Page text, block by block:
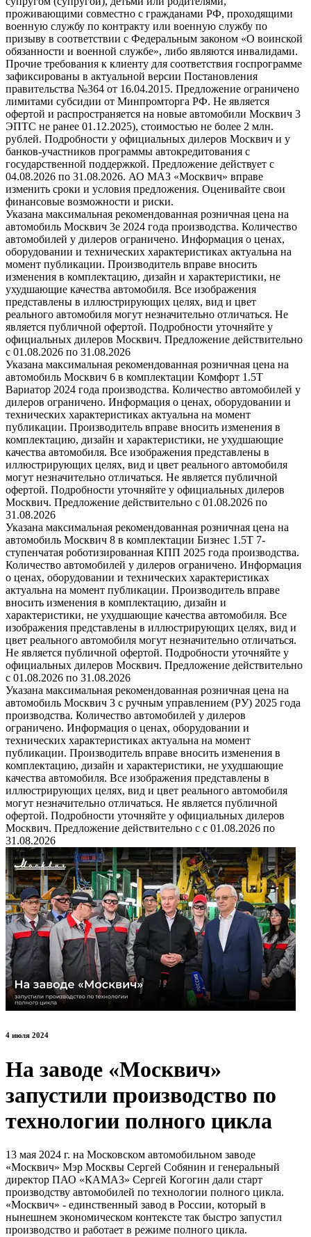
проживающими совместно с гражданами РФ, проходящими
военную службу по контракту или военную службу по
призыву в соответствии с Федеральным законом «О воинской
обязанности и военной службе», либо являются инвалидами.
Прочие требования к клиенту для соответствия госпрограмме
зафиксированы в актуальной версии Постановления
правительства №364 от 16.04.2015. Предложение ограничено
лимитами субсидии от Минпромторга РФ. Не является
офертой и распространяется на новые автомобили Москвич 3
ЭПТС не ранее 01.12.2025), стоимостью не более 2 млн.
рублей. Подробности у официальных дилеров Москвич и у
банков-участников программы автокредитования с
государственной поддержкой. Предложение действует с
04.08.2026 по 31.08.2026. АО МАЗ «Москвич» вправе
изменить сроки и условия предложения. Оценивайте свои
финансовые возможности и риски.
Указана максимальная рекомендованная розничная цена на
автомобиль Москвич 3e 2024 года производства. Количество
автомобилей у дилеров ограничено. Информация о ценах,
оборудовании и технических характеристиках актуальна на
момент публикации. Производитель вправе вносить
изменения в комплектацию, дизайн и характеристики, не
ухудшающие качества автомобиля. Все изображения
представлены в иллюстрирующих целях, вид и цвет
реального автомобиля могут незначительно отличаться. Не
является публичной офертой. Подробности уточняйте у
официальных дилеров Москвич. Предложение действительно
с 01.08.2026 по 31.08.2026
Указана максимальная рекомендованная розничная цена на
автомобиль Москвич 6 в комплектации Комфорт 1.5T
Вариатор 2024 года производства. Количество автомобилей у
дилеров ограничено. Информация о ценах, оборудовании и
технических характеристиках актуальна на момент
публикации. Производитель вправе вносить изменения в
комплектацию, дизайн и характеристики, не ухудшающие
качества автомобиля. Все изображения представлены в
иллюстрирующих целях, вид и цвет реального автомобиля
могут незначительно отличаться. Не является публичной
офертой. Подробности уточняйте у официальных дилеров
Москвич. Предложение действительно с 01.08.2026 по
31.08.2026
Указана максимальная рекомендованная розничная цена на
автомобиль Москвич 8 в комплектации Бизнес 1.5T 7-
ступенчатая роботизированная КПП 2025 года производства.
Количество автомобилей у дилеров ограничено. Информация
о ценах, оборудовании и технических характеристиках
актуальна на момент публикации. Производитель вправе
вносить изменения в комплектацию, дизайн и
характеристики, не ухудшающие качества автомобиля. Все
изображения представлены в иллюстрирующих целях, вид и
цвет реального автомобиля могут незначительно отличаться.
Не является публичной офертой. Подробности уточняйте у
официальных дилеров Москвич. Предложение действительно
с 01.08.2026 по 31.08.2026
Указана максимальная рекомендованная розничная цена на
автомобиль Москвич 3 с ручным управлением (РУ) 2025 года
производства. Количество автомобилей у дилеров
ограничено. Информация о ценах, оборудовании и
технических характеристиках актуальна на момент
публикации. Производитель вправе вносить изменения в
комплектацию, дизайн и характеристики, не ухудшающие
качества автомобиля. Все изображения представлены в
иллюстрирующих целях, вид и цвет реального автомобиля
могут незначительно отличаться. Не является публичной
офертой. Подробности уточняйте у официальных дилеров
Москвич. Предложение действительно с с 01.08.2026 по
31.08.2026
4 июля 2024
На заводе «Москвич»
запустили производство по
технологии полного цикла
13 мая 2024 г. на Московском автомобильном заводе
«Москвич» Мэр Москвы Сергей Собянин и генеральный
директор ПАО «КАМАЗ» Сергей Когогин дали старт
производству автомобилей по технологии полного цикла.
«Москвич» - единственный завод в России, который в
нынешнем экономическом контексте так быстро запустил
производство и работает в режиме полного цикла.